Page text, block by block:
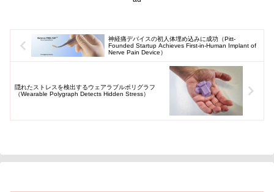
神経痛デバイスの初人体埋め込みに成功（Pitt-
Founded Startup Achieves First-in-Human Implant of
Nerve Pain Device）
隠れたストレスを検出するウェアラブルポリグラフ
（Wearable Polygraph Detects Hidden Stress）